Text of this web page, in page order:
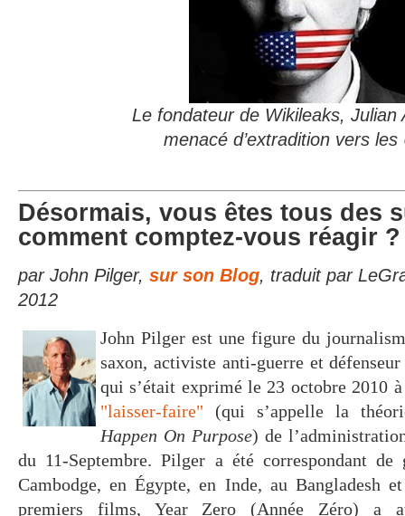
Le fondateur de Wikileaks, Julian
menacé d’extradition vers les
Désormais, vous êtes tous des
comment comptez-vous réagir ?
par John Pilger, sur son Blog, traduit par
2012
John Pilger est une figure du
saxon, activiste anti-guerre et
qui s’était exprimé le 23 octobre 2010
"laisser-faire"
(qui s’appelle la
Happen On Purpose) de
du 11-Septembre. Pilger a été correspondant
Cambodge, en Égypte, en Inde, au Bangladesh
premiers films, Year Zero (Année Zéro) a